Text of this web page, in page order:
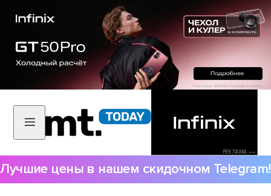
РЕКЛАМА •••
Лучшие цены в нашем скидочном Telegram!